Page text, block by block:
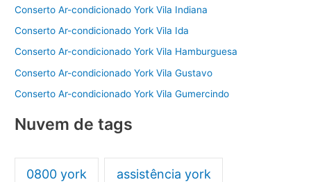
Conserto Ar-condicionado York Vila Indiana
Conserto Ar-condicionado York Vila Ida
Conserto Ar-condicionado York Vila Hamburguesa
Conserto Ar-condicionado York Vila Gustavo
Conserto Ar-condicionado York Vila Gumercindo
Nuvem de tags
0800 york assistência york